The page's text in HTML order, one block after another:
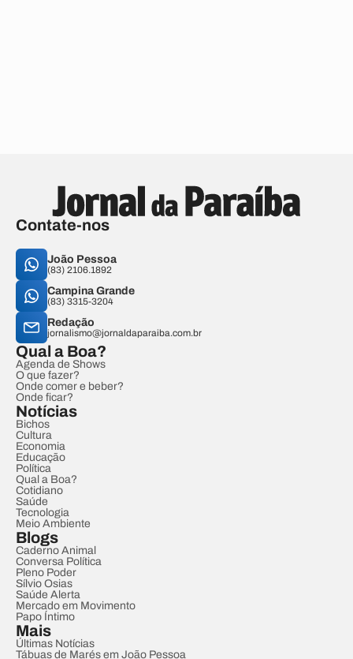
Contate-nos
João Pessoa
(83) 2106.1892
Campina Grande
(83) 3315-3204
Redação
jornalismo@jornaldaparaiba.com.br
Qual a Boa?
Agenda de Shows
O que fazer?
Onde comer e beber?
Onde ficar?
Notícias
Bichos
Cultura
Economia
Educação
Política
Qual a Boa?
Cotidiano
Saúde
Tecnologia
Meio Ambiente
Blogs
Caderno Animal
Conversa Política
Pleno Poder
Sílvio Osias
Saúde Alerta
Mercado em Movimento
Papo Íntimo
Mais
Últimas Notícias
Tábuas de Marés em João Pessoa